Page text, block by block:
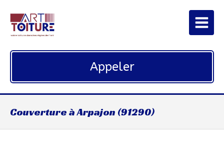
Appeler
Couverture à Arpajon (91290)